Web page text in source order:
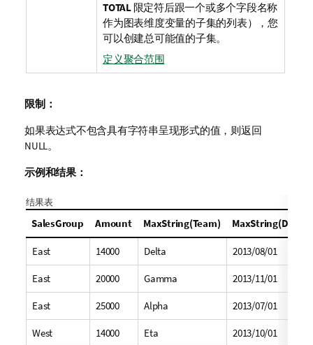
TOTAL限定符后跟一个或多个字段名称
作为图表维度变量的子集的列表），您
可以创建总可能值的子集。
定义聚合范围
限制：
如果表达式不包含具有字符串呈现形式的值，则返回
NULL。
示例和结果：
结果表
SalesGroup Amount MaxString(Team) MaxString(Date)
East 14000 Delta 2013/08/01
East 20000 Gamma 2013/11/01
East 25000 Alpha 2013/07/01
West 14000 Eta 2013/10/01